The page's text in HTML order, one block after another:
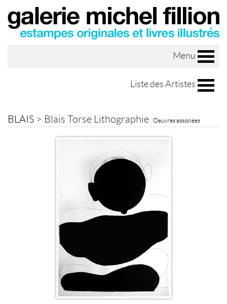
Menu
Liste des Artistes
BLAIS > Blais Torse Lithographie Oeuvres associées